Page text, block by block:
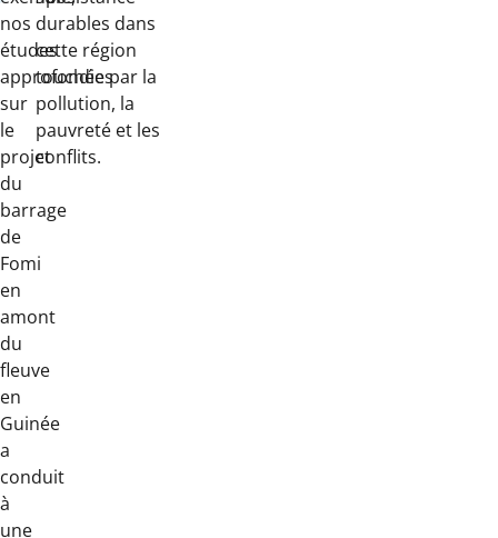
nos
études
approfondies
sur
le
projet
du
barrage
de
Fomi
en
amont
du
fleuve
en
Guinée
a
conduit
à
une
durables dans
cette région
touchée par la
pollution, la
pauvreté et les
conflits.